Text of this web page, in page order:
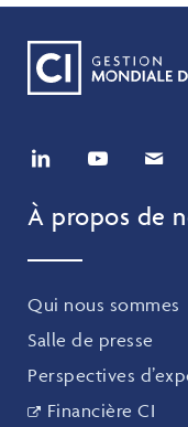
À propos de
Qui nous sommes
Salle de presse
Perspectives
Financière CI